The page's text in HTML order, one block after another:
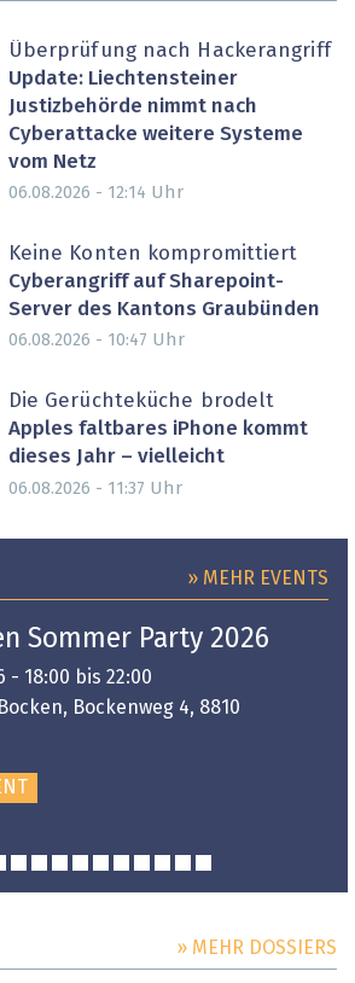
Überprüfung nach Hackerangriff
Update: Liechtensteiner
Justizbehörde nimmt nach
Cyberattacke weitere Systeme
vom Netz
06.08.2026 - 12:14 Uhr
Keine Konten kompromittiert
Cyberangriff auf Sharepoint-
Server des Kantons Graubünden
06.08.2026 - 10:47 Uhr
Die Gerüchteküche brodelt
Apples faltbares iPhone kommt
dieses Jahr – vielleicht
06.08.2026 - 11:37 Uhr
» MEHR EVENTS
Sommer Party 2026
- 18:00 bis 22:00
Bockenweg 4, 8810
» MEHR DOSSIERS